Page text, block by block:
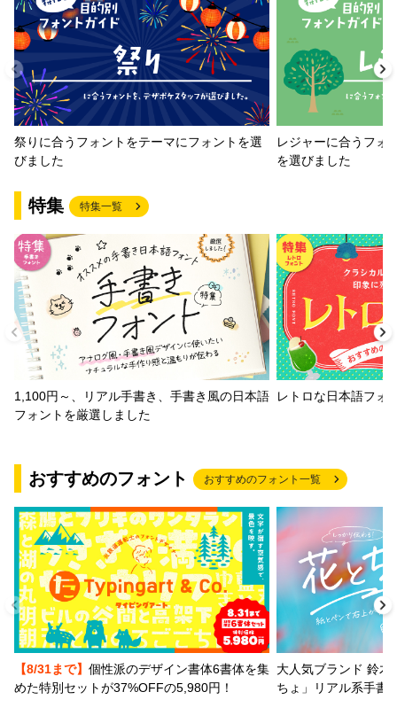
祭りに合うフォントをテーマにフォントを選
びました
レジャーに合うフォ
を選びました
特集 特集一覧
1,100円～、リアル手書き、手書き風の日本語
フォントを厳選しました
レトロな日本語フォ
おすすめのフォント おすすめのフォント一覧
【8/31まで】 個性派のデザイン書体6書体を集
めた特別セットが37%OFFの5,980円！
大人気ブランド 鈴木
ちょ」リアル系手書